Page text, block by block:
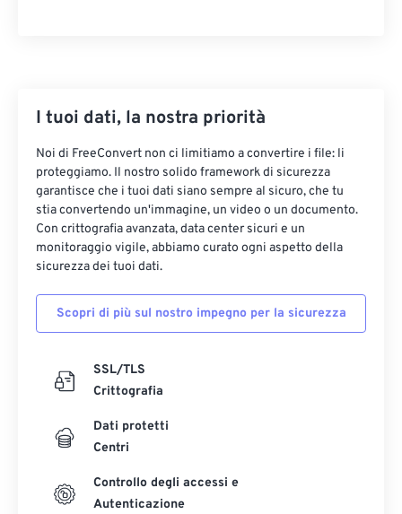
I tuoi dati, la nostra priorità
Noi di FreeConvert non ci limitiamo a convertire i file: li
proteggiamo. Il nostro solido framework di sicurezza
garantisce che i tuoi dati siano sempre al sicuro, che tu
stia convertendo un'immagine, un video o un documento.
Con crittografia avanzata, data center sicuri e un
monitoraggio vigile, abbiamo curato ogni aspetto della
sicurezza dei tuoi dati.
Scopri di più sul nostro impegno per la sicurezza
SSL/TLS
Crittografia
Dati protetti
Centri
Controllo degli accessi e
Autenticazione